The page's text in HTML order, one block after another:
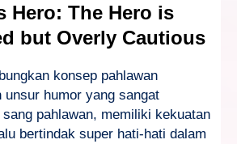
Hero: The Hero is
but Overly Cautious
konsep pahlawan
unsur humor yang sangat
pahlawan, memiliki kekuatan
bertindak super hati-hati dalam